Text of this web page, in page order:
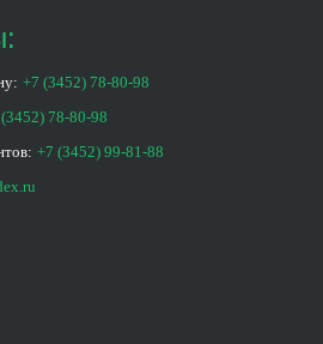
+7 (3452) 78-80-98
78-80-98
+7 (3452) 99-81-88